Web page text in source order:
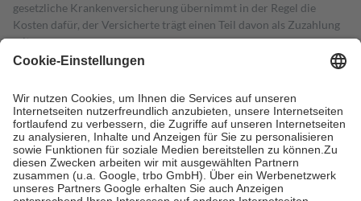
gesetzliche Krankenversicherung übernimmt in der Regel die
Kosten dafür, der Versicherte trägt einen Teil davon als Zuzahlung
mit.
Grundsätzlich leisten Mitglieder Zuzahlungen in Höhe von zehn
höchstens zehn Euro.
Es sind jedoch nie mehr als die tatsächlichen
Kosten der Leistung zu entrichten.
Diese Regeln gelten grundsätzlich auch für Online-Apotheken.
Bei Heilmitteln und häuslicher Krankenpflege beträgt die
Zuzahlung zehn Prozent der Kosten sowie zehn Euro je
Verordnung.
Um das Engagement der Versicherten für ihre eigene Gesundheit zu